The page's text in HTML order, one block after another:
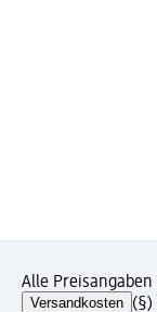
Alle
Versandkosten (§)